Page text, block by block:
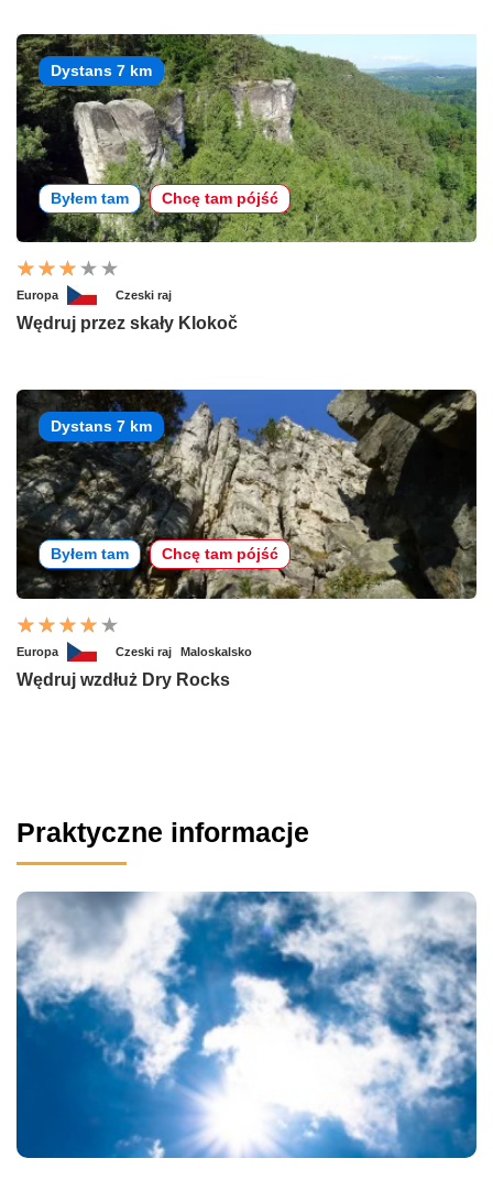
Dystans 7 km
Byłem tam Chcę tam pójść
Europa Czeski raj
Wędruj przez skały Klokoč
Dystans 7 km
Byłem tam Chcę tam pójść
Europa Czeski raj Maloskalsko
Wędruj wzdłuż Dry Rocks
Praktyczne informacje